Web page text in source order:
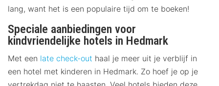
lang, want het is een populaire tijd om te boeken!
Speciale aanbiedingen voor
kindvriendelijke hotels in Hedmark
Met een late check-out haal je meer uit je verblijf in
een hotel met kinderen in Hedmark. Zo hoef je op je